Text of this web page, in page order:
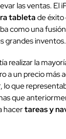
las ventas. El
tabletade éxito
como una
grandes inventos.
realizar la
a un precio más
que
que
hacertareas y